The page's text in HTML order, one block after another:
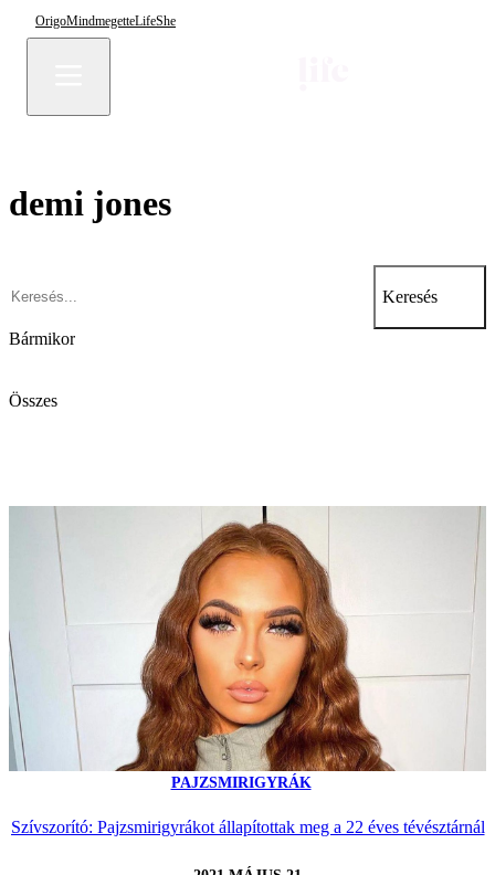
OrigoMindmegetteLifeShe
demi jones
Keresés
Bármikor
Összes
PAJZSMIRIGYRÁK
Szívszorító: Pajzsmirigyrákot állapítottak meg a 22 éves tévésztárnál